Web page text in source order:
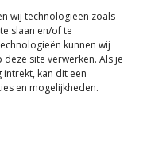
wij technologieën zoals
slaan en/of te
kunnen wij
site verwerken. Als je
kan dit een
en mogelijkheden.
Roots &
Music – All